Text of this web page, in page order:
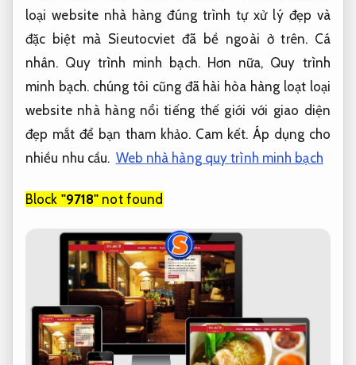
loại website nhà hàng đúng trình tự xử lý đẹp và
đặc biệt mà Sieutocviet đã bề ngoài ở trên. Cá
nhân. Quy trình minh bạch.Hơn nữa, Quy trình
minh bạch. chúng tôi cũng đã hài hòa hàng loạt loại
website nhà hàng nổi tiếng thế giới với giao diện
đẹp mắt để bạn tham khảo. Cam kết. Áp dụng cho
nhiều nhu cầu. Web nhà hàng quy trình minh bạch
Block "9718" not found